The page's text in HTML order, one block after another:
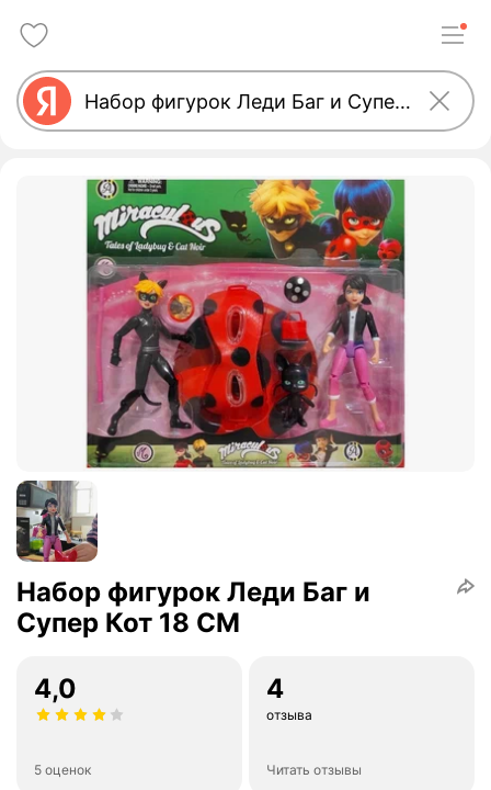
Набор фигурок Леди Баг и
Супер Кот 18 СМ
4,0
5 оценок
4
отзыва
Читать отзывы